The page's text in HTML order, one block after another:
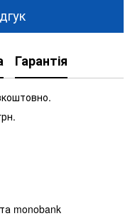
Гарантія
monobank